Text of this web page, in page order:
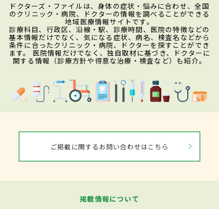
ドクターズ・ファイルは、身体の症状・悩みに合わせ、全国
のクリニック・病院、ドクターの情報を調べることができる
地域医療情報サイトです。
診療科目、行政区、沿線・駅、診療時間、医院の特徴などの
基本情報だけでなく、気になる症状、病名、検査名などから
条件に合ったクリニック・病院、ドクターを探すことができ
ます。 医院情報だけでなく、独自取材に基づき、ドクターに
関する情報（診療方針や得意な治療・検査など）も紹介。
ご掲載に関するお問い合わせはこちら
掲載情報について